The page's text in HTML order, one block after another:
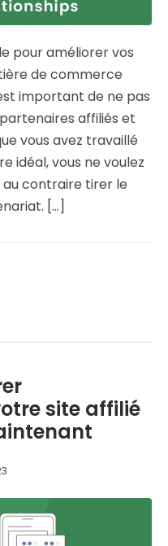
pour améliorer vos
de commerce
important de ne pas
affiliés et
vous avez travaillé
idéal, vous ne voulez
au contraire tirer le
[...]
site affilié